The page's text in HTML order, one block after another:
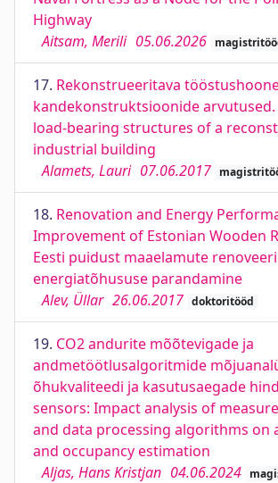
Highway
Aitsam, Merili 05.06.2026
17. Rekonstrueeritava
kandekonstruktsioonide arvutused.
load-bearing structures of a
industrial building
Alamets, Lauri 07.06.2017
18. Renovation and Energy
Improvement of Estonian Wooden
Eesti puidust maaelamute
energiatõhususe parandamine
Alev, Üllar 26.06.2017 doktoritööd
19. CO2 andurite mõõtevigade ja
andmetöötlusalgoritmide
õhukvaliteedi ja kasutusaegade
sensors: Impact analysis of
and data processing algorithms on
and occupancy estimation
Aljas, Hans Kristjan 04.06.2024